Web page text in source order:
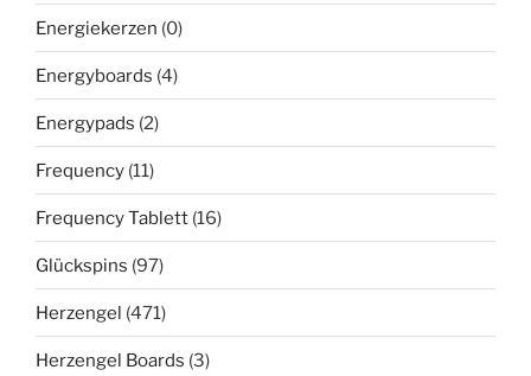
Energiekerzen (0)
Energyboards (4)
Energypads (2)
Frequency (11)
Frequency Tablett (16)
Glückspins (97)
Herzengel (471)
Herzengel Boards (3)